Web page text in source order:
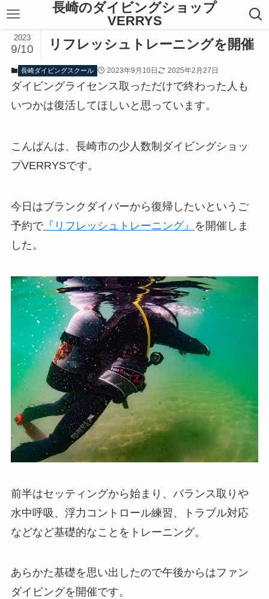
長崎のダイビングショップ
VERRYS
リフレッシュトレーニングを開催
2023
9/10
長崎ダイビングスクール 2023年9月10日 2025年2月27日
ダイビングライセンス取っただけで終わった人も
いつかは復活してほしいと思っています。
こんばんは、長崎市の少人数制ダイビングショッ
プVERRYSです。
今日はブランクダイバーから復帰したいというご
予約で『リフレッシュトレーニング』
を開催しま
した。
前半はセッティングから始まり、バランス取りや
水中呼吸、浮力コントロール練習、トラブル対応
などなど基礎的なことをトレーニング。
あらかた基礎を思い出したので午後からはファン
ダイビングを開催です。